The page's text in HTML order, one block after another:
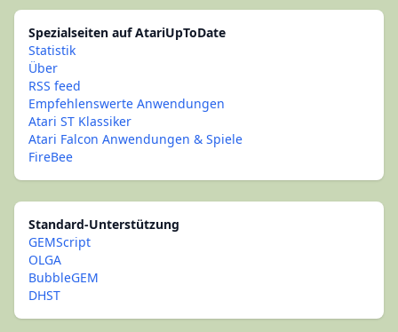
Spezialseiten auf AtariUpToDate
Statistik
Über
RSS feed
Empfehlenswerte Anwendungen
Atari ST Klassiker
Atari Falcon Anwendungen & Spiele
FireBee
Standard-Unterstützung
GEMScript
OLGA
BubbleGEM
DHST